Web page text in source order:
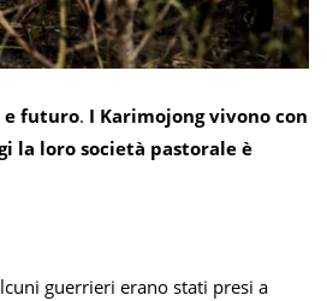
e futuro. I Karimojong vivono con
la loro società pastorale è
guerrieri erano stati presi a